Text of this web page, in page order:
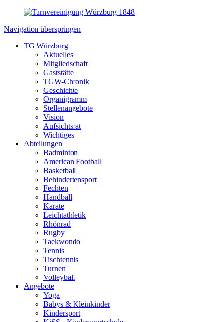
Navigation überspringen
TG Würzburg
Aktuelles
Mitgliedschaft
Gaststätte
TGW-Chronik
Geschichte
Organigramm
Stellenangebote
Vision
Aufsichtsrat
Wichtiges
Abteilungen
Badminton
American Football
Basketball
Behindertensport
Fechten
Handball
Karate
Leichtathletik
Rhönrad
Rugby
Taekwondo
Tennis
Tischtennis
Turnen
Volleyball
Angebote
Yoga
Babys & Kleinkinder
Kindersport